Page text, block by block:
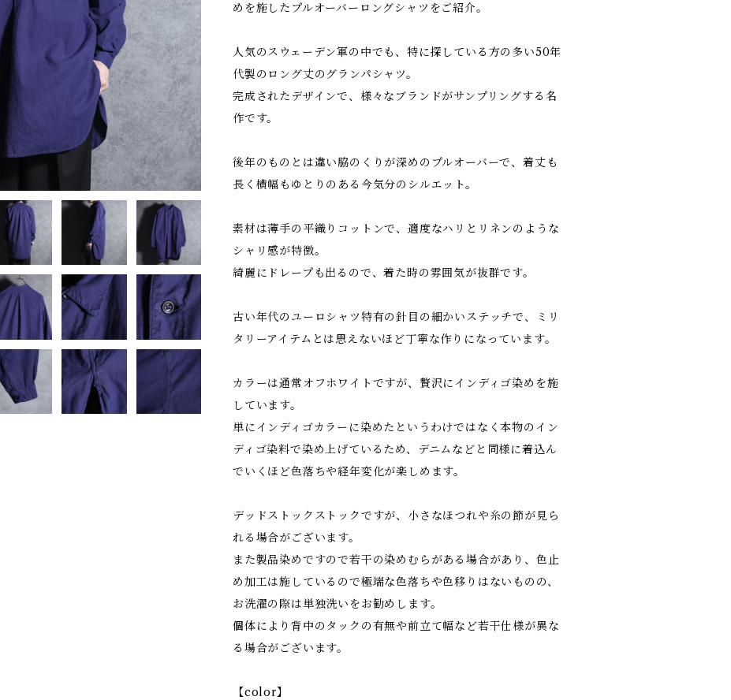
めを施したプルオーバーロングシャツをご紹介。
人気のスウェーデン軍の中でも、特に探している方の多い50年
代製のロング丈のグランパシャツ。
完成されたデザインで、様々なブランドがサンプリングする名
作です。
後年のものとは違い脇のくりが深めのプルオーバーで、着丈も
長く横幅もゆとりのある今気分のシルエット。
素材は薄手の平織りコットンで、適度なハリとリネンのような
シャリ感が特徴。
綺麗にドレープも出るので、着た時の雰囲気が抜群です。
古い年代のユーロシャツ特有の針目の細かいステッチで、ミリ
タリーアイテムとは思えないほど丁寧な作りになっています。
カラーは通常オフホワイトですが、贅沢にインディゴ染めを施
しています。
単にインディゴカラーに染めたというわけではなく本物のイン
ディゴ染料で染め上げているため、デニムなどと同様に着込ん
でいくほど色落ちや経年変化が楽しめます。
デッドストックストックですが、小さなほつれや糸の節が見ら
れる場合がございます。
また製品染めですので若干の染めむらがある場合があり、色止
め加工は施しているので極端な色落ちや色移りはないものの、
お洗濯の際は単独洗いをお勧めします。
個体により背中のタックの有無や前立て幅など若干仕様が異な
る場合がございます。
【color】